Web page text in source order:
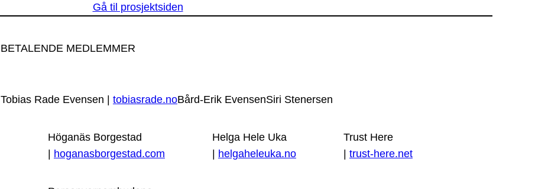
Gå til prosjektsiden
BETALENDE MEDLEMMER
Tobias Rade Evensen | tobiasrade.noBård-Erik EvensenSiri Stenersen
Höganäs Borgestad
| hoganasborgestad.com
Helga Hele Uka
| helgaheleuka.no
Trust Here
| trust-here.net